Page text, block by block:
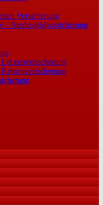
Versicherung
– Sterbegeldversicherung